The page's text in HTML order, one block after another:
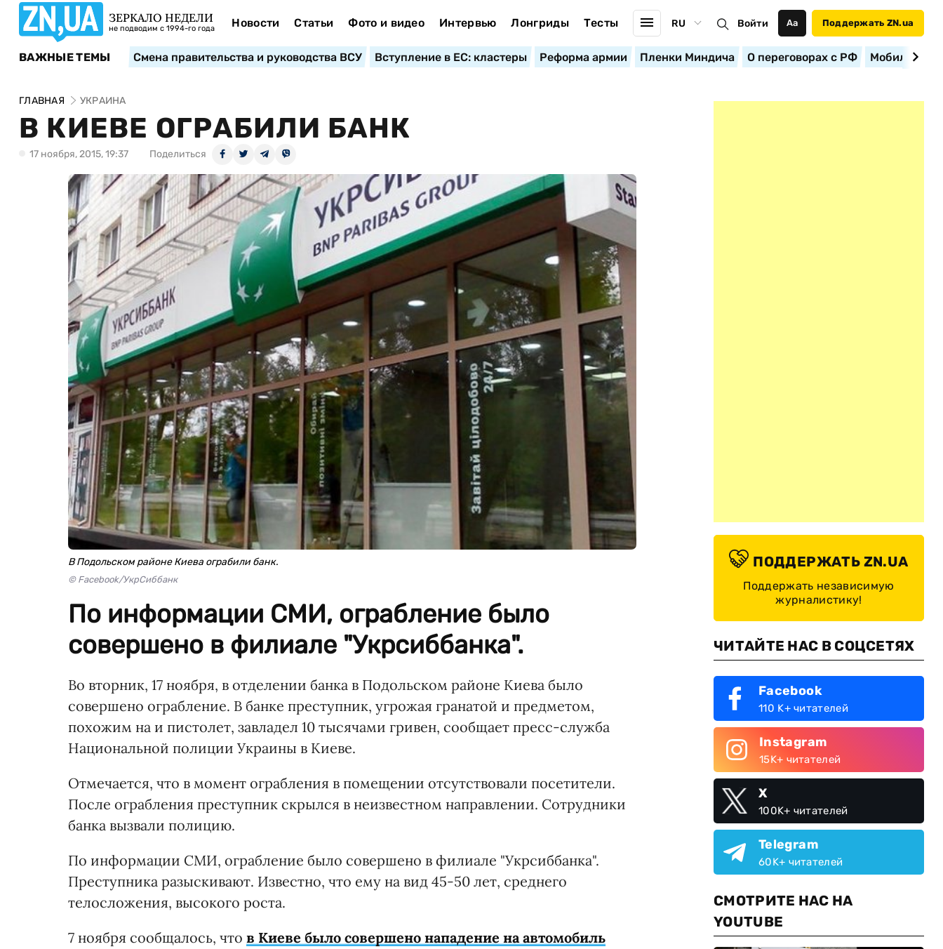
ЗЕРКАЛО НЕДЕЛИ
не подводим с 1994-го года Новости Статьи Фото и видео Интервью Лонгриды Тесты RU Войти Аа Поддержать ZN.ua
ВАЖНЫЕ ТЕМЫ Смена правительства и руководства ВСУ Вступление в ЕС: кластеры Реформа армии Пленки Миндича О переговорах с РФ
ГЛАВНАЯ УКРАИНА
В КИЕВЕ ОГРАБИЛИ БАНК
17 ноября, 2015, 19:37 Поделиться
В Подольском районе Киева ограбили банк.
© Facebook/УкрСиббанк
По информации СМИ, ограбление было
совершено в филиале "Укрсиббанка".
Во вторник, 17 ноября, в отделении банка в Подольском районе Киева было
совершено ограбление. В банке преступник, угрожая гранатой и предметом,
похожим на и пистолет, завладел 10 тысячами гривен, сообщает пресс-служба
Национальной полиции Украины в Киеве.
Отмечается, что в момент ограбления в помещении отсутствовали посетители.
После ограбления преступник скрылся в неизвестном направлении. Сотрудники
банка вызвали полицию.
По информации СМИ, ограбление было совершено в филиале "Укрсиббанка".
Преступника разыскивают. Известно, что ему на вид 45-50 лет, среднего
телосложения, высокого роста.
7 ноября сообщалось, что в Киеве было совершено нападение на автомобиль
ПОДДЕРЖАТЬ ZN.UA
Поддержать независимую
журналистику!
ЧИТАЙТЕ НАС В СОЦСЕТЯХ
Facebook
110 K+ читателей
Instagram
15K+ читателей
X
100K+ читателей
Telegram
60K+ читателей
СМОТРИТЕ НАС НА
YOUTUBE